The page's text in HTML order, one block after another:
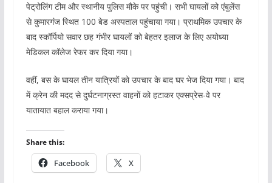
पेट्रोलिंग टीम और स्थानीय पुलिस मौके पर पहुंची। सभी घायलों को एंबुलेंस
से कुमारगंज स्थित 100 बेड अस्पताल पहुंचाया गया। प्राथमिक उपचार के
बाद स्कॉर्पियो सवार छह गंभीर घायलों को बेहतर इलाज के लिए अयोध्या
मेडिकल कॉलेज रेफर कर दिया गया।
वहीं, बस के घायल तीन यात्रियों को उपचार के बाद घर भेज दिया गया। बाद
में क्रेन की मदद से दुर्घटनाग्रस्त वाहनों को हटाकर एक्सप्रेस-वे पर
यातायात बहाल कराया गया।
Share this:
Facebook X